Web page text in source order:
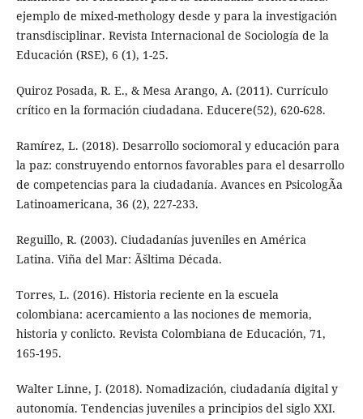
ejemplo de mixed-methology desde y para la investigación
transdisciplinar. Revista Internacional de Sociología de la
Educación (RSE), 6 (1), 1-25.
Quiroz Posada, R. E., & Mesa Arango, A. (2011). Currículo
crítico en la formación ciudadana. Educere(52), 620-628.
Ramírez, L. (2018). Desarrollo sociomoral y educación para
la paz: construyendo entornos favorables para el desarrollo
de competencias para la ciudadanía. Avances en PsicologÃa
Latinoamericana, 36 (2), 227-233.
Reguillo, R. (2003). Ciudadanías juveniles en América
Latina. Viña del Mar: Ãšltima Década.
Torres, L. (2016). Historia reciente en la escuela
colombiana: acercamiento a las nociones de memoria,
historia y conlicto. Revista Colombiana de Educación, 71,
165-195.
Walter Linne, J. (2018). Nomadización, ciudadanía digital y
autonomía. Tendencias juveniles a principios del siglo XXI.